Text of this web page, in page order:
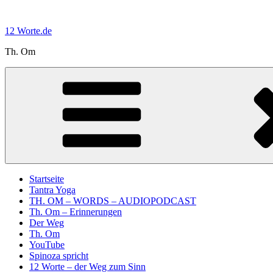
springen
12 Worte.de
Th. Om
Startseite
Tantra Yoga
TH. OM – WORDS – AUDIOPODCAST
Th. Om – Erinnerungen
Der Weg
Th. Om
YouTube
Spinoza spricht
12 Worte – der Weg zum Sinn